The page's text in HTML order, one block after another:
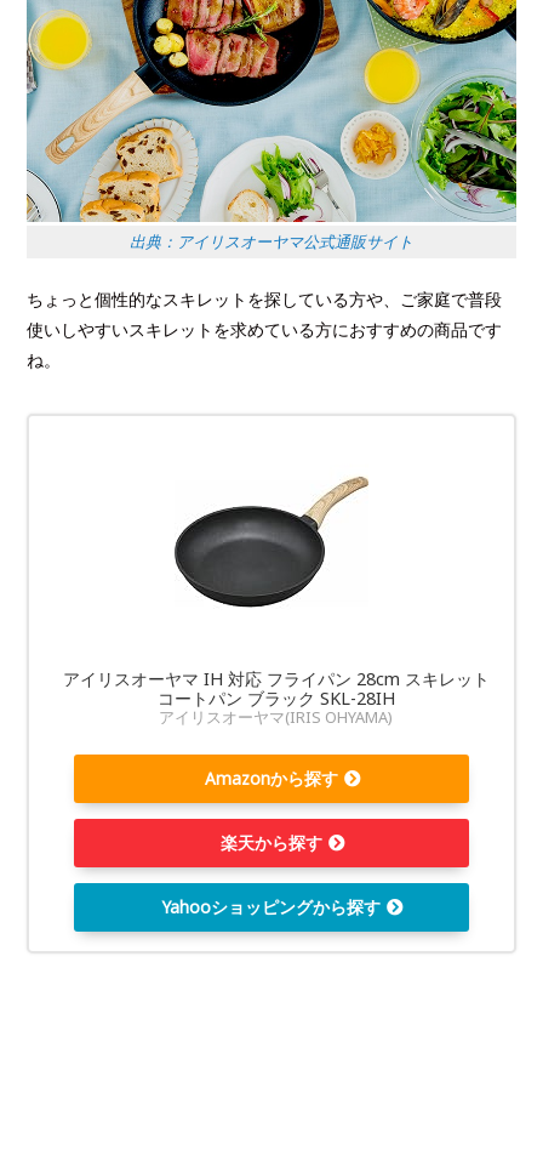
出典：アイリスオーヤマ公式通販サイト
ちょっと個性的なスキレットを探している方や、ご家庭で普段
使いしやすいスキレットを求めている方におすすめの商品です
ね。
アイリスオーヤマ IH 対応 フライパン 28cm スキレット
コートパン ブラック SKL-28IH
アイリスオーヤマ(IRIS OHYAMA)
Amazonから探す
楽天から探す
Yahooショッピングから探す